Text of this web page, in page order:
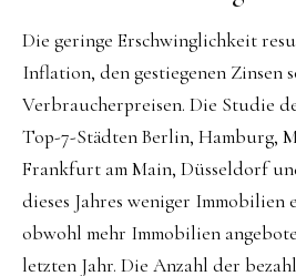
Die geringe Erschwinglichkeit
Inflation, den gestiegenen Zinsen
Verbraucherpreisen. Die Studie
Top-7-Städten Berlin, Hamburg,
Frankfurt am Main, Düsseldorf
dieses Jahres weniger Immobilien
obwohl mehr Immobilien
letzten Jahr. Die Anzahl der